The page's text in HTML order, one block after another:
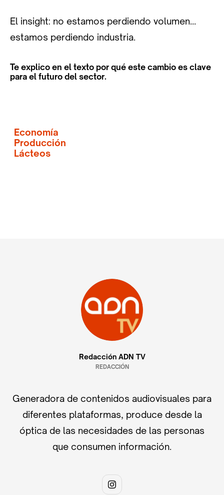
El insight: no estamos perdiendo volumen…
estamos perdiendo industria.
Te explico en el texto por qué este cambio es clave
para el futuro del sector.
Economía
Producción
Lácteos
Redacción ADN TV
REDACCIÓN
Generadora de contenidos audiovisuales para
diferentes plataformas, produce desde la
óptica de las necesidades de las personas
que consumen información.